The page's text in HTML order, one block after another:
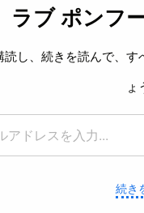
ラブ ポンフ
読し、続きを読んで、
ょ
続き